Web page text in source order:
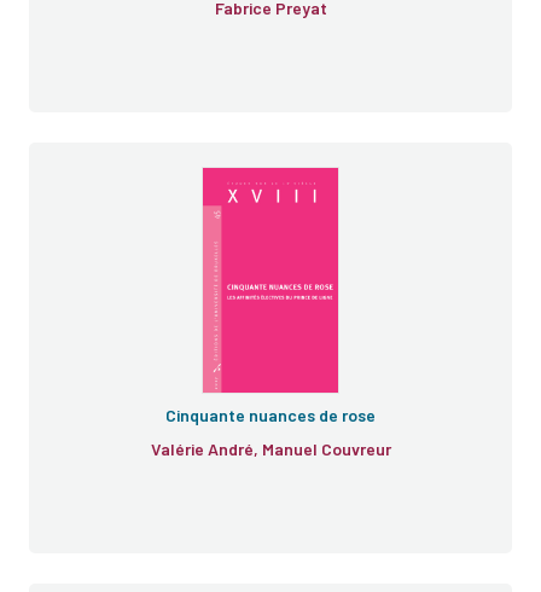
Fabrice Preyat
Cinquante nuances de rose
Valérie André, Manuel Couvreur